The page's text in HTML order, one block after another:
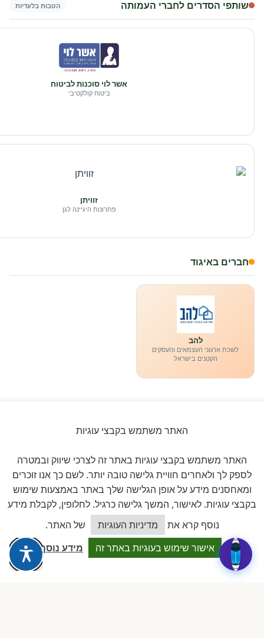
שותפי הסדרים לחברי העמותה הטבות בלעדיות
אשר לוי סוכנות לביטוח
ביטוח קולקטיבי
זוויתן
פתרונות היגיינה לגן
חברים באיגוד
להב
לשכת ארגוני העצמאים והעסקים
הקטנים בישראל
דירוג 5 ★ מתוך 5
★★★★★על בסיס 11 ביקורות מאומתות
לכל הביקורות ב-Google
האתר משתמש בקבצי עוגיות
האתר משתמש בקבצי עוגיות באתר זה לצרכי שיווק ובמטרה
לספק לך ולאחרים חוויית גלישה טובה יותר. לשם כך אנו זוכרים
ומאחסנים מידע על אופן הגלישה שלך באתר באמצעות שימוש
בקבצי עוגיות. לאישור, המשך גלישה כרגיל. לחלופין, לקבלת מידע
נוסף קרא את
מדיניות העוגיות
של האתר.
אישור שימוש בעוגיות באתר זה
מידע נוסף
כיצד אוכל לסייע?